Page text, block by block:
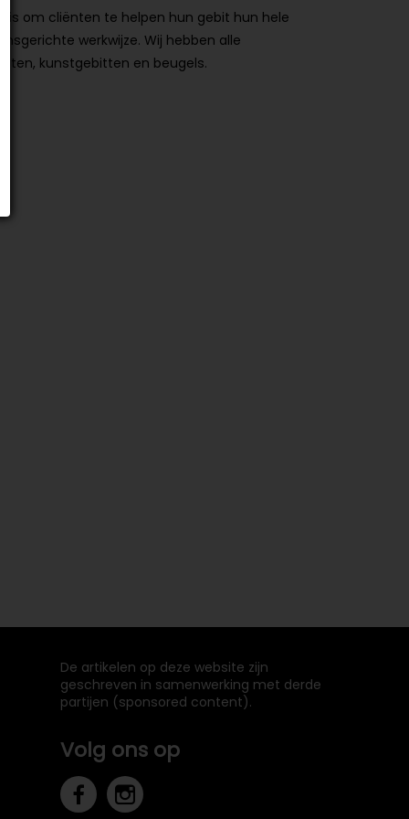
is om cliënten te helpen hun gebit hun hele
werkwijze. Wij hebben alle
kunstgebitten en beugels.
De artikelen op deze website zijn
geschreven in samenwerking met derde
partijen (sponsored content).
Volg ons op